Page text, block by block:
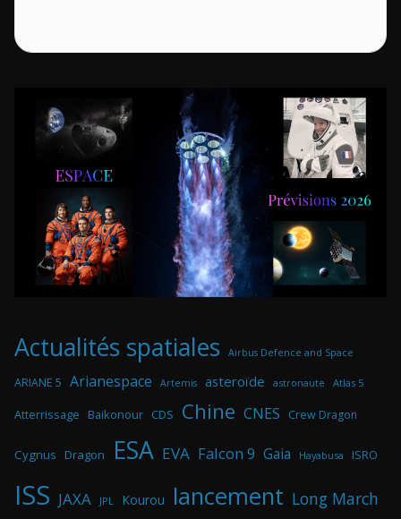
Actualités spatiales Airbus Defence and Space
ARIANE 5 Arianespace Artemis asteroïde astronaute Atlas 5
Atterrissage Baikonour CDS Chine CNES Crew Dragon
Cygnus Dragon ESA EVA Falcon 9 Gaia Hayabusa ISRO
ISS JAXA JPL Kourou lancement Long March